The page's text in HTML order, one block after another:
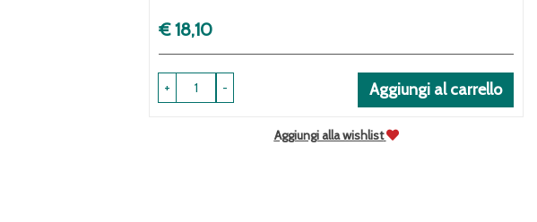
Prezzo
€ 18,10
-
+ Aggiungi al carrello
Aggiungi alla wishlist